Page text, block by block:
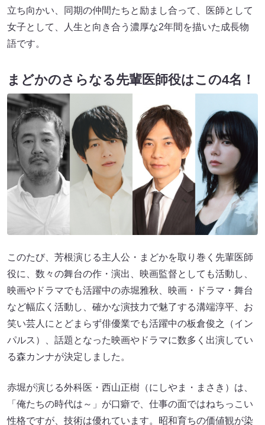
立ち向かい、同期の仲間たちと励まし合って、医師として
女子として、人生と向き合う濃厚な2年間を描いた成長物
語です。
まどかのさらなる先輩医師役はこの4名！
このたび、芳根演じる主人公・まどかを取り巻く先輩医師
役に、数々の舞台の作・演出、映画監督としても活動し、
映画やドラマでも活躍中の赤堀雅秋、映画・ドラマ・舞台
など幅広く活動し、確かな演技力で魅了する溝端淳平、お
笑い芸人にとどまらず俳優業でも活躍中の板倉俊之（イン
パルス）、話題となった映画やドラマに数多く出演してい
る森カンナが決定しました。
赤堀が演じる外科医・西山正樹（にしやま・まさき）は、
「俺たちの時代は～」が口癖で、仕事の面ではねちっこい
性格ですが、技術は優れています。昭和育ちの価値観が染